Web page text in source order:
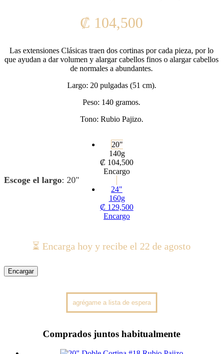
₡ 104,500
Las extensiones Clásicas traen dos cortinas por cada pieza, por lo
que ayudan a dar volumen y alargar cabellos finos o alargar cabellos
de normales a abundantes.
Largo: 20 pulgadas (51 cm).
Peso: 140 gramos.
Tono: Rubio Pajizo.
Escoge el largo: 20"
20"
140g
₡ 104,500
Encargo
24"
160g
₡ 129,500
Encargo
⏳ Encarga hoy y recibe el 22 de agosto
Encargar
Comprados juntos habitualmente